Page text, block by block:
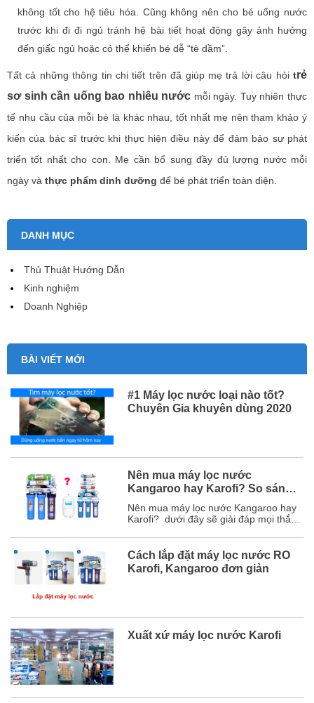
không tốt cho hệ tiêu hóa. Cũng không nên cho bé uống nước
trước khi đi đi ngủ tránh hệ bài tiết hoạt động gây ảnh hưởng
đến giấc ngủ hoặc có thể khiến bé dễ “tè dầm”.
Tất cả những thông tin chi tiết trên đã giúp mẹ trả lời câu hỏi trẻ
sơ sinh cần uống bao nhiêu nước mỗi ngày. Tuy nhiên thực
tế nhu cầu của mỗi bé là khác nhau, tốt nhất mẹ nên tham khảo ý
kiến của bác sĩ trước khi thực hiện điều này để đảm bảo sự phát
triển tốt nhất cho con. Mẹ cần bổ sung đầy đủ lượng nước mỗi
ngày và thực phẩm dinh dưỡng để bé phát triển toàn diện.
DANH MỤC
Thủ Thuật Hướng Dẫn
Kinh nghiệm
Doanh Nghiệp
BÀI VIẾT MỚI
#1 Máy lọc nước loại nào tốt?
Chuyên Gia khuyên dùng 2020
Nên mua máy lọc nước
Kangaroo hay Karofi? So sánh
chi tiết
Nên mua máy lọc nước Kangaroo hay
Karofi? dưới đây sẽ giải đáp mọi thắc
này, bạn sẽ chọn được hãng máy lọc
nước phù hợp với mình. Mục lục 1. So
sánh chi tiết máy lọc nước Karofi và
Kangaroo ...
Cách lắp đặt máy lọc nước RO
Karofi, Kangaroo đơn giản
Xuất xứ máy lọc nước Karofi